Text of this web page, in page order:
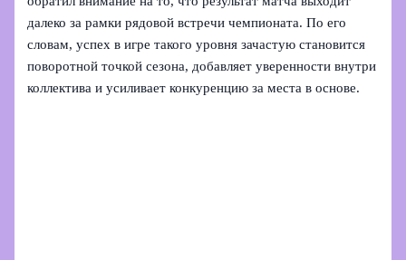
далеко за рамки рядовой встречи чемпионата. По его
словам, успех в игре такого уровня зачастую становится
поворотной точкой сезона, добавляет уверенности внутри
коллектива и усиливает конкуренцию за места в основе.